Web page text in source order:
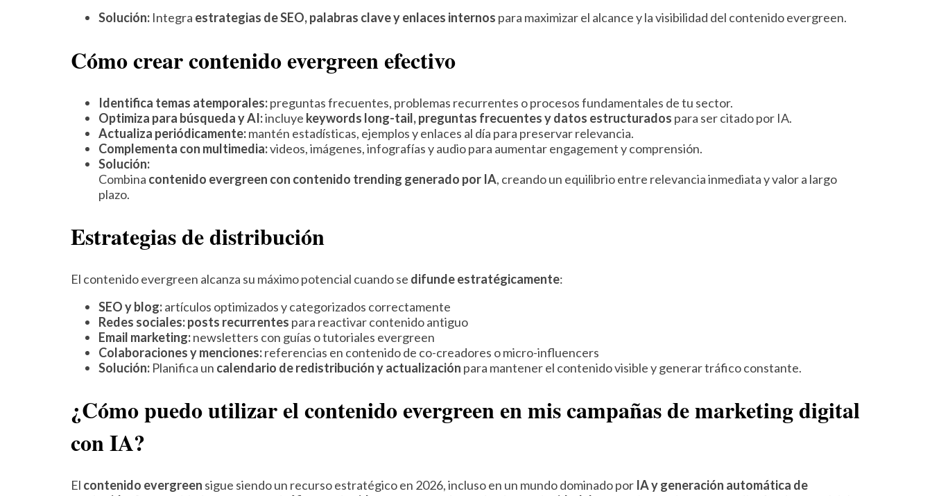
Solución: Integra estrategias de SEO, palabras clave y enlaces internos para maximizar el alcance y la visibilidad del contenido evergreen.
Cómo crear contenido evergreen efectivo
Identifica temas atemporales:preguntas frecuentes, problemas recurrentes o procesos fundamentales de tu sector.
Optimiza para búsqueda y AI:incluye keywords long-tail, preguntas frecuentes y datos estructurados para ser citado por IA.
Actualiza periódicamente:mantén estadísticas, ejemplos y enlaces al día para preservar relevancia.
Complementa con multimedia:videos, imágenes, infografías y audio para aumentar engagement y comprensión.
Solución:
Combina contenido evergreen con contenido trending generado por IA, creando un equilibrio entre relevancia inmediata y valor a largo
plazo.
Estrategias de distribución
El contenido evergreen alcanza su máximo potencial cuando se difunde estratégicamente:
SEO y blog:artículos optimizados y categorizados correctamente
Redes sociales:posts recurrentes para reactivar contenido antiguo
Email marketing:newsletters con guías o tutoriales evergreen
Colaboraciones y menciones:referencias en contenido de co-creadores o micro-influencers
Solución: Planifica un calendario de redistribución y actualización para mantener el contenido visible y generar tráfico constante.
¿Cómo puedo utilizar el contenido evergreen en mis campañas de marketing digital
con IA?
El contenido evergreen sigue siendo un recurso estratégico en 2026, incluso en un mundo dominado por IA y generación automática de